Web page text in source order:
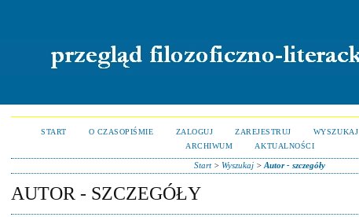
START O CZASOPIŚMIE ZALOGUJ ZAREJESTRUJ WYSZUKAJ
ARCHIWUM
AKTUALNOŚCI
Start> Wyszukaj> Autor - szczegóły
AUTOR - SZCZEGÓŁY